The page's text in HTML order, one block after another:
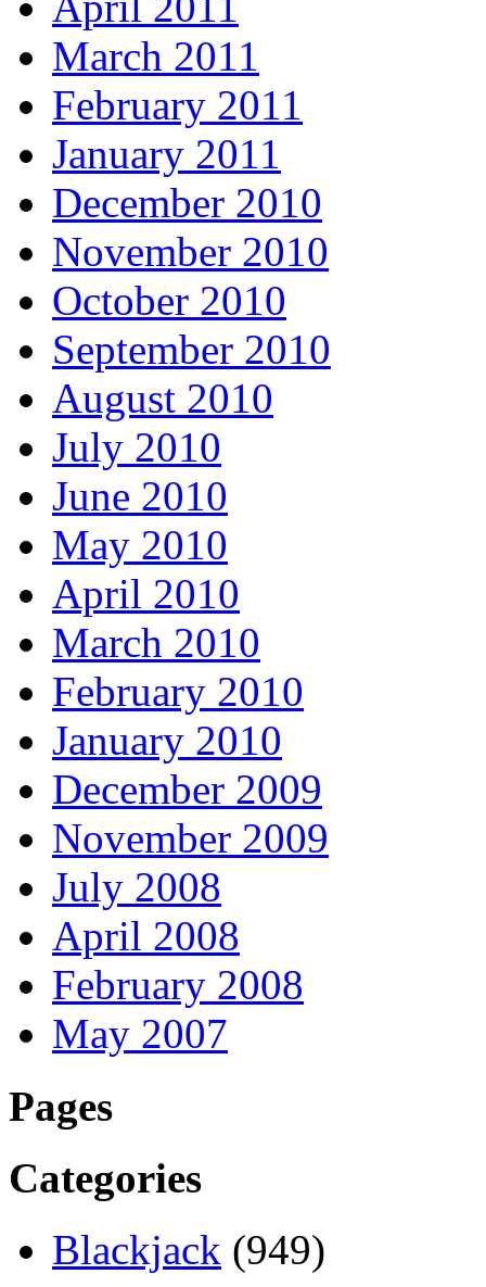
March 2011
February 2011
January 2011
December 2010
November 2010
October 2010
September 2010
August 2010
July 2010
June 2010
May 2010
April 2010
March 2010
February 2010
January 2010
December 2009
November 2009
July 2008
April 2008
February 2008
May 2007
Pages
Categories
Blackjack (949)